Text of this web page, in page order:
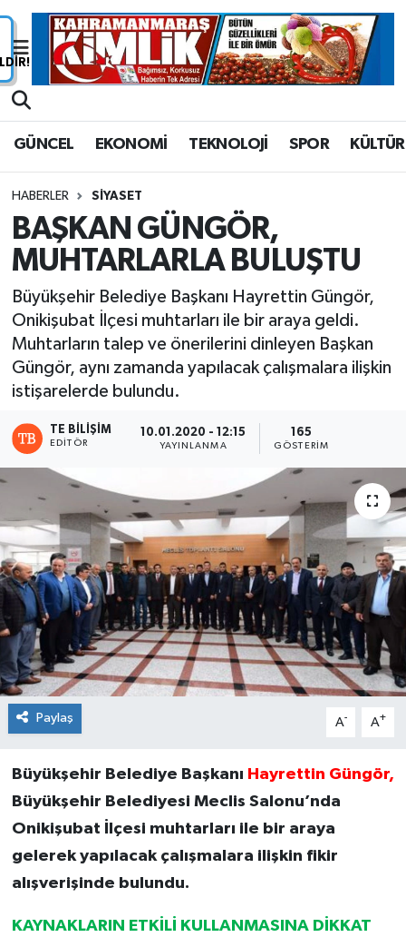
GÜNCEL EKONOMİ TEKNOLOJİ SPOR KÜLTÜR
HABERLER SİYASET
BAŞKAN GÜNGÖR,
MUHTARLARLA BULUŞTU
Büyükşehir Belediye Başkanı Hayrettin Güngör,
Onikişubat İlçesi muhtarları ile bir araya geldi.
Muhtarların talep ve önerilerini dinleyen Başkan
Güngör, aynı zamanda yapılacak çalışmalara ilişkin
istişarelerde bulundu.
TE BILIŞIM
EDITÖR
10.01.2020 - 12:15
YAYINLANMA
165
GÖSTERIM
Paylaş A- A+
Büyükşehir Belediye Başkanı Hayrettin Güngör,
Büyükşehir Belediyesi Meclis Salonu’nda
Onikişubat İlçesi muhtarları ile bir araya
gelerek yapılacak çalışmalara ilişkin fikir
alışverişinde bulundu.
KAYNAKLARIN ETKİLİ KULLANMASINA DİKKAT
Nöbetçi Eczaneler
Süper Lig Puan Durumu ve Fikstür
Tüm Manşetler
Son Dakika Haberleri
Haber Arşivi